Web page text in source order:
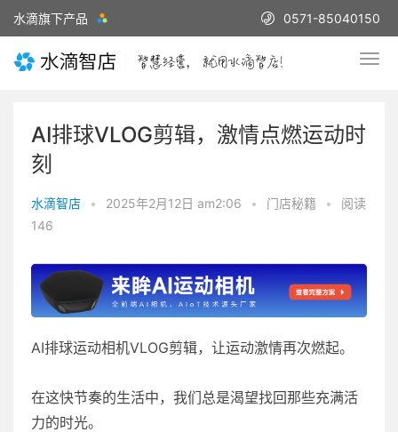
水滴旗下产品 0571-85040150
AI排球VLOG剪辑，激情点燃运动时
刻
水滴智店 • 2025年2月12日 am2:06 • 门店秘籍 •
阅读
146
AI排球运动相机VLOG剪辑，让运动激情再次燃起。
在这快节奏的生活中，我们总是渴望找回那些充满活
力的时光。